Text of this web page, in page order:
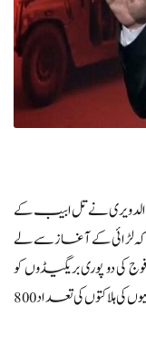
نے تل ابیب کے
لڑائی کے آغاز سے لے
دو پوری بریگیڈوں کو
ہلاک کیا ہے اور اس حکومت کے فوجیوں کی ہلاکتوں کی تعداد 800